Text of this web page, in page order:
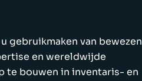
gebruikmaken van bewezen
en wereldwijde
te bouwen in inventaris- en